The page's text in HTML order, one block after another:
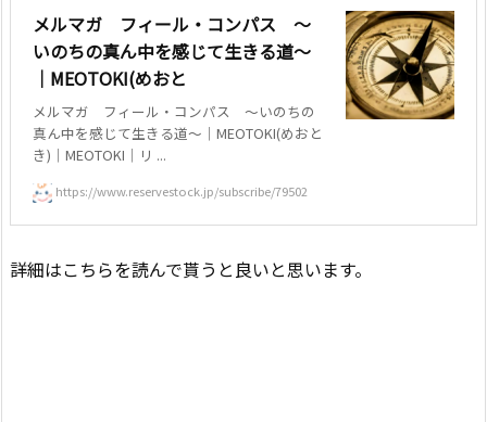
メルマガ フィール・コンパス ～
いのちの真ん中を感じて生きる道～
｜MEOTOKI(めおと
メルマガ フィール・コンパス ～いのちの
真ん中を感じて生きる道～｜MEOTOKI(めおと
き)｜MEOTOKI｜リ ...
https://www.reservestock.jp/subscribe/79502
詳細はこちらを読んで貰うと良いと思います。